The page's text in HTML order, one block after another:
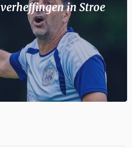
in Stroe